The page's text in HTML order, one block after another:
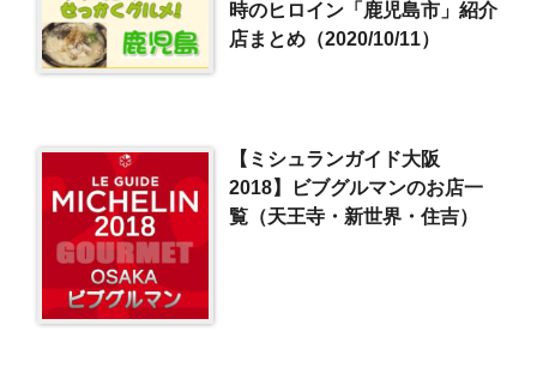
時のヒロイン「鹿児島市」紹介
店まとめ（2020/10/11）
【ミシュランガイド大阪
2018】ビブグルマンのお店一
覧（天王寺・新世界・住吉）